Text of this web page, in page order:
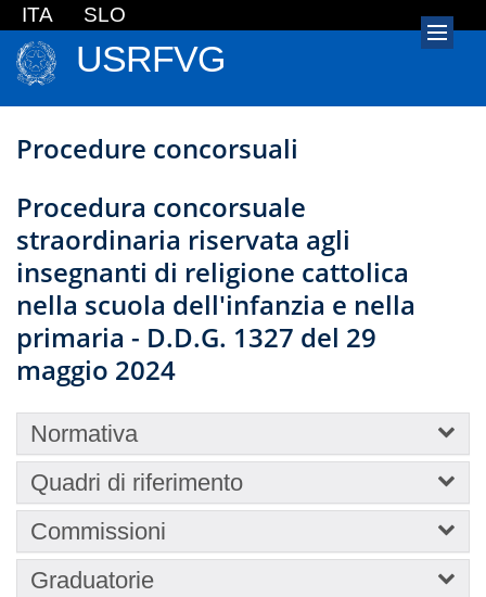
ITA SLO
USRFVG
Procedure concorsuali
Procedura concorsuale
straordinaria riservata agli
insegnanti di religione cattolica
nella scuola dell'infanzia e nella
primaria - D.D.G. 1327 del 29
maggio 2024
Normativa
Quadri di riferimento
Commissioni
Graduatorie